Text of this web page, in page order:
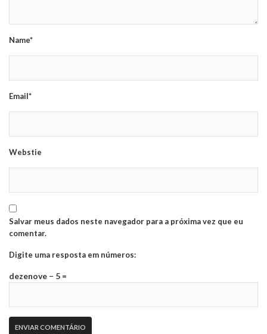
Name*
Email*
Webstie
Salvar meus dados neste navegador para a próxima vez que eu
comentar.
Digite uma resposta em números:
dezenove − 5 =